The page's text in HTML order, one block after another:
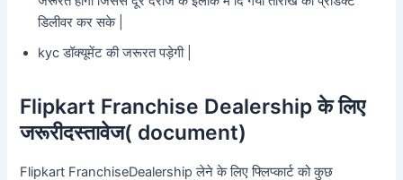
डिलीवर कर सके |
kyc डॉक्यूमेंट की जरूरत पड़ेगी |
Flipkart Franchise Dealership के लिए
जरूरीदस्तावेज( document)
Flipkart FranchiseDealership लेने के लिए फ्लिप्कार्ट को कुछ